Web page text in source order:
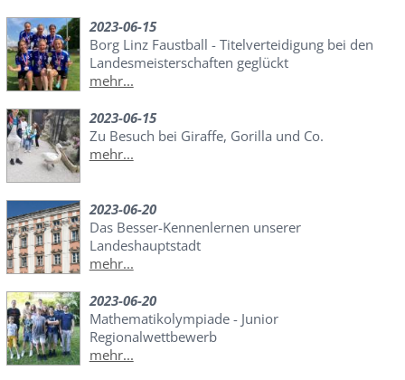
2023-06-15
Borg Linz Faustball - Titelverteidigung bei den
Landesmeisterschaften geglückt
mehr...
2023-06-15
Zu Besuch bei Giraffe, Gorilla und Co.
mehr...
2023-06-20
Das Besser-Kennenlernen unserer
Landeshauptstadt
mehr...
2023-06-20
Mathematikolympiade - Junior
Regionalwettbewerb
mehr...